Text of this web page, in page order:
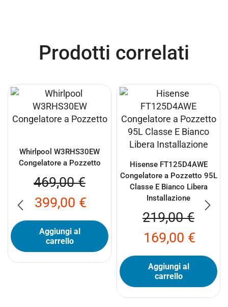
Prodotti correlati
Whirlpool W3RHS30EW
Congelatore a Pozzetto
469,00€
399,00 €
Aggiungi al
carrello
Hisense FT125D4AWE
Congelatore a Pozzetto 95L
Classe E Bianco Libera
Installazione
219,00€
169,00 €
Aggiungi al
carrello